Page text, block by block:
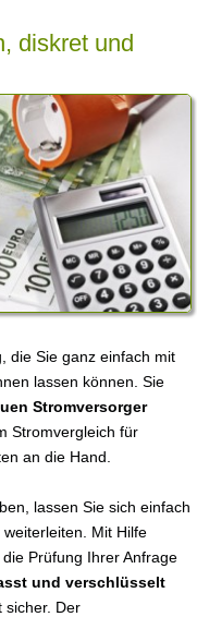
diskret und
die Sie ganz einfach mit
lassen können. Sie
Stromversorger
Stromvergleich für
an die Hand.
lassen Sie sich einfach
Mit Hilfe
Prüfung Ihrer Anfrage
und verschlüsselt
sicher. Der